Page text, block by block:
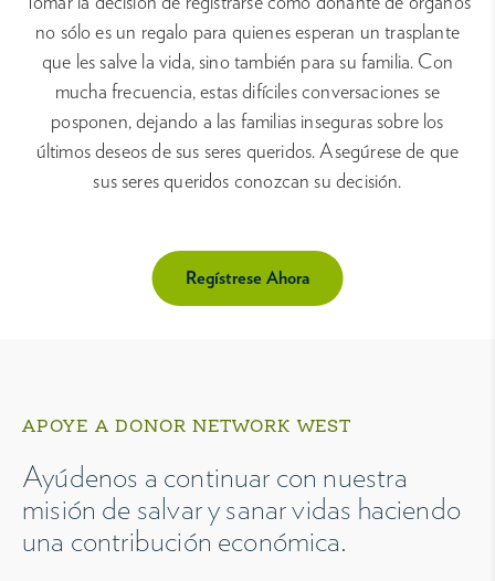
no sólo es un regalo para quienes esperan un trasplante
que les salve la vida, sino también para su familia. Con
mucha frecuencia, estas difíciles conversaciones se
posponen, dejando a las familias inseguras sobre los
últimos deseos de sus seres queridos. Asegúrese de que
sus seres queridos conozcan su decisión.
Regístrese Ahora
APOYE A DONOR NETWORK WEST
Ayúdenos a continuar con nuestra
misión de salvar y sanar vidas haciendo
una contribución económica.